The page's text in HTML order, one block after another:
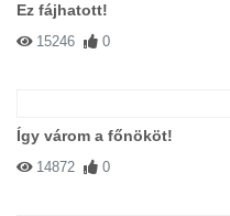
Ez fájhatott!
15246 0
Így várom a főnököt!
14872 0